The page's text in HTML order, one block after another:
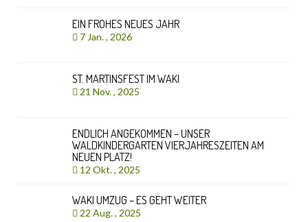
EIN FROHES NEUES JAHR
7 Jan. , 2026
ST. MARTINSFEST IM WAKI
21 Nov. , 2025
ENDLICH ANGEKOMMEN – UNSER
WALDKINDERGARTEN VIERJAHRESZEITEN AM
NEUEN PLATZ!
12 Okt. , 2025
WAKI UMZUG – ES GEHT WEITER
22 Aug. , 2025